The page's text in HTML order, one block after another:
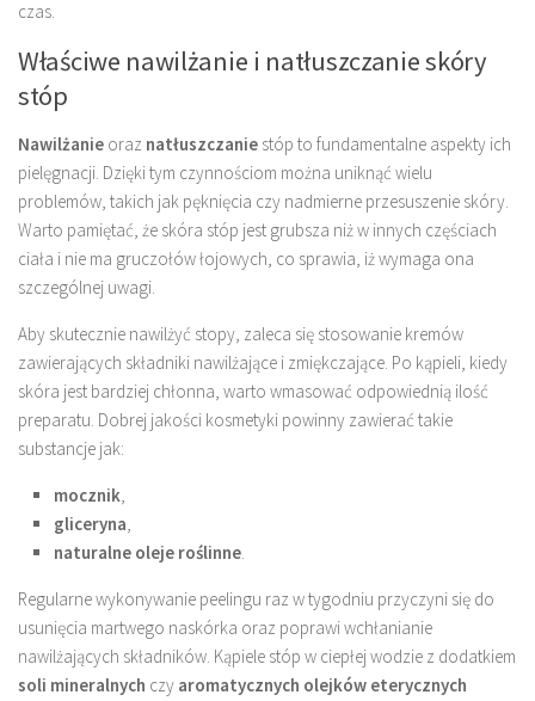
czas.
Właściwe nawilżanie i natłuszczanie skóry
stóp
Nawilżanie oraz natłuszczanie stóp to fundamentalne aspekty ich
pielęgnacji. Dzięki tym czynnościom można uniknąć wielu
problemów, takich jak pęknięcia czy nadmierne przesuszenie skóry.
Warto pamiętać, że skóra stóp jest grubsza niż w innych częściach
ciała i nie ma gruczołów łojowych, co sprawia, iż wymaga ona
szczególnej uwagi.
Aby skutecznie nawilżyć stopy, zaleca się stosowanie kremów
zawierających składniki nawilżające i zmiękczające. Po kąpieli, kiedy
skóra jest bardziej chłonna, warto wmasować odpowiednią ilość
preparatu. Dobrej jakości kosmetyki powinny zawierać takie
substancje jak:
mocznik,
gliceryna,
naturalne oleje roślinne.
Regularne wykonywanie peelingu raz w tygodniu przyczyni się do
usunięcia martwego naskórka oraz poprawi wchłanianie
nawilżających składników. Kąpiele stóp w ciepłej wodzie z dodatkiem
soli mineralnych czy aromatycznych olejków eterycznych